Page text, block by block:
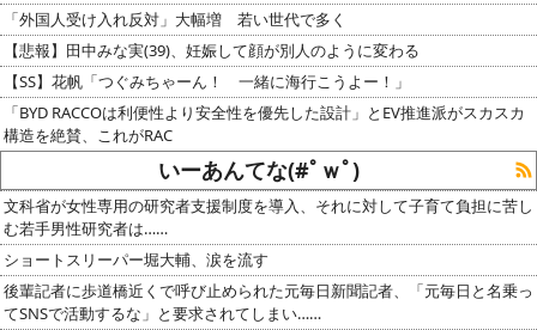
「外国人受け入れ反対」大幅増 若い世代で多く
【悲報】田中みな実(39)、妊娠して顔が別人のように変わる
【SS】花帆「つぐみちゃーん！ 一緒に海行こうよー！」
「BYD RACCOは利便性より安全性を優先した設計」とEV推進派がスカスカ
構造を絶賛、これがRAC
いーあんてな(#ﾟｗﾟ)
文科省が女性専用の研究者支援制度を導入、それに対して子育て負担に苦し
む若手男性研究者は……
ショートスリーパー堀大輔、涙を流す
後輩記者に歩道橋近くで呼び止められた元毎日新聞記者、「元毎日と名乗っ
てSNSで活動するな」と要求されてしまい……